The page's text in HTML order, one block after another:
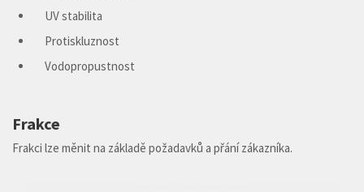
UV stabilita
Protiskluznost
Vodopropustnost
Frakce
Frakci lze měnit na základě požadavků a přání zákazníka.